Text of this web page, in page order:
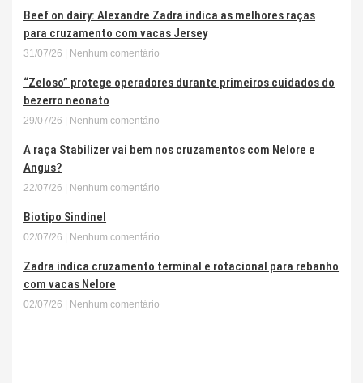
Beef on dairy: Alexandre Zadra indica as melhores raças
para cruzamento com vacas Jersey
31/07/26 Nenhum comentário
“Zeloso” protege operadores durante primeiros cuidados do
bezerro neonato
29/07/26 Nenhum comentário
A raça Stabilizer vai bem nos cruzamentos com Nelore e
Angus?
22/07/26 Nenhum comentário
Biotipo Sindinel
02/07/26 Nenhum comentário
Zadra indica cruzamento terminal e rotacional para rebanho
com vacas Nelore
02/07/26 Nenhum comentário